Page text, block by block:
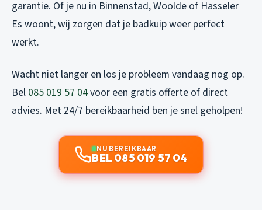
garantie. Of je nu in Binnenstad, Woolde of Hasseler
Es woont, wij zorgen dat je badkuip weer perfect
werkt.
Wacht niet langer en los je probleem vandaag nog op.
Bel 085 019 57 04voor een gratis offerte of direct
advies. Met 24/7 bereikbaarheid ben je snel geholpen!
NU BEREIKBAAR
BEL 085 019 57 04